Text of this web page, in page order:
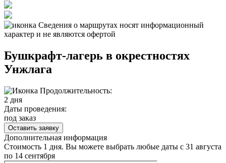
Сведения о маршрутах носят информационный
характер и не являются офертой
Бушкрафт-лагерь в окрестностях
Унжлага
Продолжительность:
2 дня
Даты проведения:
под заказ
Оставить заявку
Дополнительная информация
Стоимость 1 дня. Вы можете выбрать любые даты с 31 августа
по 14 сентября